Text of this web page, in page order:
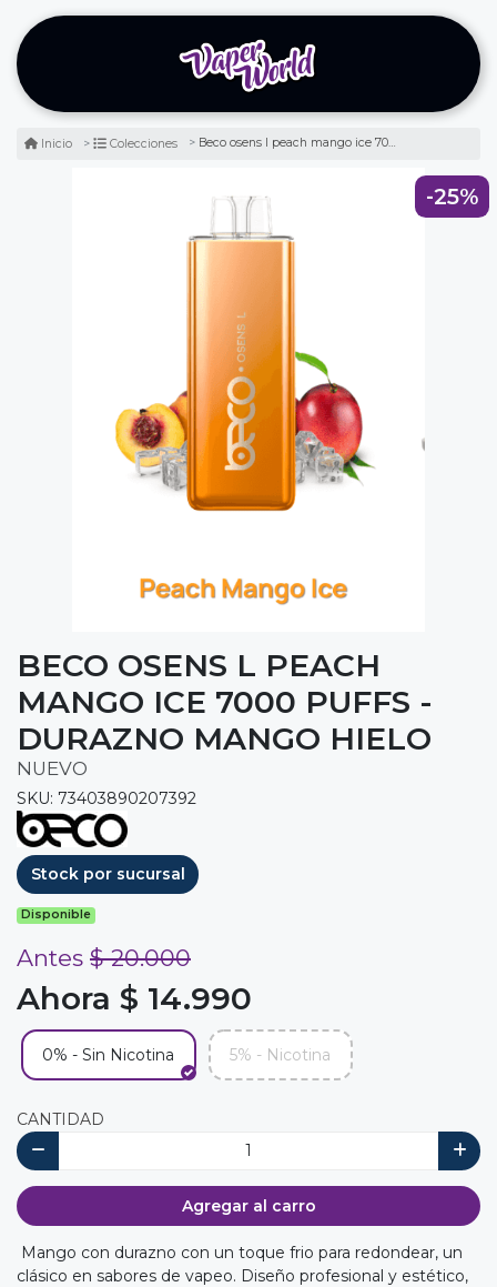
Inicio Colecciones Beco osens l peach mango ice 7000 puffs - durazno mango hielo
-25%
BECO OSENS L PEACH
MANGO ICE 7000 PUFFS -
DURAZNO MANGO HIELO
NUEVO
SKU: 73403890207392
Stock por sucursal
Disponible
Antes $ 20.000
Ahora $ 14.990
0% - Sin Nicotina 5% - Nicotina
CANTIDAD
Agregar al carro
Mango con durazno con un toque frio para redondear, un
clásico en sabores de vapeo. Diseño profesional y estético,